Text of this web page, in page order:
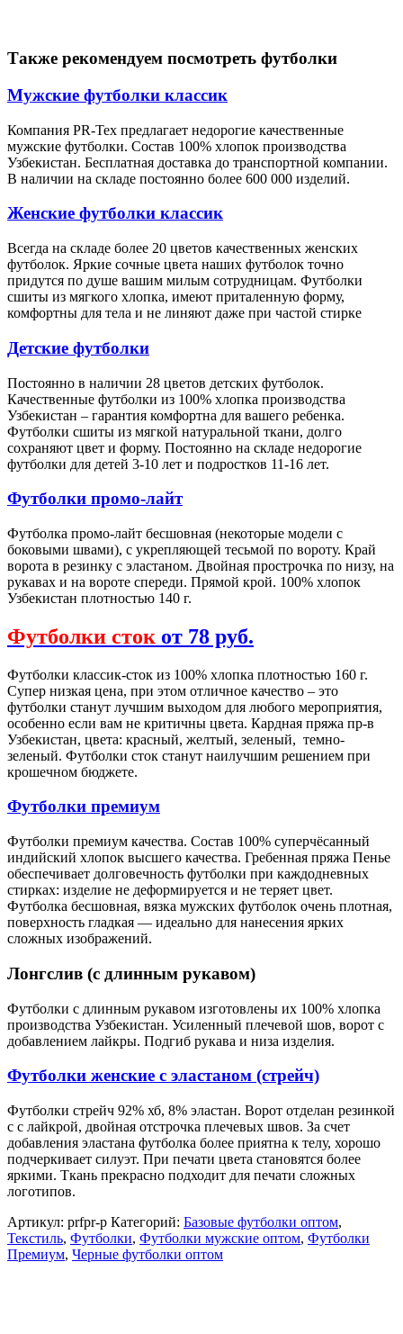
Также рекомендуем посмотреть футболки
Мужские футболки классик
Компания PR-Tex предлагает недорогие качественные
мужские футболки. Состав 100% хлопок производства
Узбекистан. Бесплатная доставка до транспортной компании.
В наличии на складе постоянно более 600 000 изделий.
Женские футболки классик
Всегда на складе более 20 цветов качественных женских
футболок. Яркие сочные цвета наших футболок точно
придутся по душе вашим милым сотрудницам. Футболки
сшиты из мягкого хлопка, имеют приталенную форму,
комфортны для тела и не линяют даже при частой стирке
Детские футболки
Постоянно в наличии 28 цветов детских футболок.
Качественные футболки из 100% хлопка производства
Узбекистан – гарантия комфортна для вашего ребенка.
Футболки сшиты из мягкой натуральной ткани, долго
сохраняют цвет и форму. Постоянно на складе недорогие
футболки для детей 3-10 лет и подростков 11-16 лет.
Футболки промо-лайт
Футболка промо-лайт бесшовная (некоторые модели с
боковыми швами), с укрепляющей тесьмой по вороту. Край
ворота в резинку с эластаном. Двойная прострочка по низу, на
рукавах и на вороте спереди. Прямой крой. 100% хлопок
Узбекистан плотностью 140 г.
Футболки сток от 78 руб.
Футболки классик-сток из 100% хлопка плотностью 160 г.
Супер низкая цена, при этом отличное качество – это
футболки станут лучшим выходом для любого мероприятия,
особенно если вам не критичны цвета. Кардная пряжа пр-в
Узбекистан, цвета: красный, желтый, зеленый, темно-
зеленый. Футболки сток станут наилучшим решением при
крошечном бюджете.
Футболки премиум
Футболки премиум качества. Состав 100% суперчёсанный
индийский хлопок высшего качества. Гребенная пряжа Пенье
обеспечивает долговечность футболки при каждодневных
стирках: изделие не деформируется и не теряет цвет.
Футболка бесшовная, вязка мужских футболок очень плотная,
поверхность гладкая — идеально для нанесения ярких
сложных изображений.
Лонгслив (с длинным рукавом)
Футболки с длинным рукавом изготовлены их 100% хлопка
производства Узбекистан. Усиленный плечевой шов, ворот с
добавлением лайкры. Подгиб рукава и низа изделия.
Футболки женские с эластаном (стрейч)
Футболки стрейч 92% хб, 8% эластан. Ворот отделан резинкой
с с лайкрой, двойная отстрочка плечевых швов. За счет
добавления эластана футболка более приятна к телу, хорошо
подчеркивает силуэт. При печати цвета становятся более
яркими. Ткань прекрасно подходит для печати сложных
логотипов.
Артикул: prfpr-p Категорий: Базовые футболки оптом,
Текстиль, Футболки, Футболки мужские оптом, Футболки
Премиум, Черные футболки оптом